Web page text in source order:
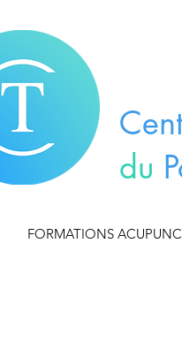
du
FORMATIONS